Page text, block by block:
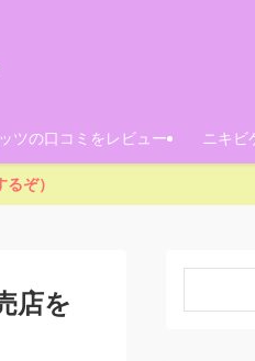
ツの口コミをレビュー ニキビ
ぞ）
店を